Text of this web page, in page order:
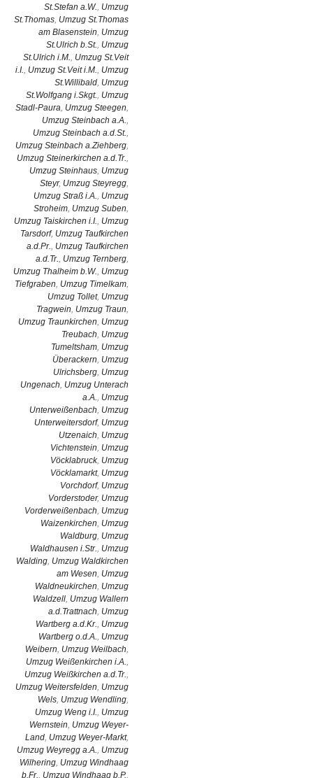
St.Stefan a.W., Umzug
St.Thomas, Umzug St.Thomas
am Blasenstein, Umzug
St.Ulrich b.St., Umzug
St.Ulrich i.M., Umzug St.Veit
i.I., Umzug St.Veit i.M., Umzug
St.Willibald, Umzug
St.Wolfgang i.Skgt., Umzug
Stadl-Paura, Umzug Steegen,
Umzug Steinbach a.A.,
Umzug Steinbach a.d.St.,
Umzug Steinbach a.Ziehberg,
Umzug Steinerkirchen a.d.Tr.,
Umzug Steinhaus, Umzug
Steyr, Umzug Steyregg,
Umzug Straß i.A., Umzug
Stroheim, Umzug Suben,
Umzug Taiskirchen i.I., Umzug
Tarsdorf, Umzug Taufkirchen
a.d.Pr., Umzug Taufkirchen
a.d.Tr., Umzug Ternberg,
Umzug Thalheim b.W., Umzug
Tiefgraben, Umzug Timelkam,
Umzug Tollet, Umzug
Tragwein, Umzug Traun,
Umzug Traunkirchen, Umzug
Treubach, Umzug
Tumeltsham, Umzug
Überackern, Umzug
Ulrichsberg, Umzug
Ungenach, Umzug Unterach
a.A., Umzug
Unterweißenbach, Umzug
Unterweitersdorf, Umzug
Utzenaich, Umzug
Vichtenstein, Umzug
Vöcklabruck, Umzug
Vöcklamarkt, Umzug
Vorchdorf, Umzug
Vorderstoder, Umzug
Vorderweißenbach, Umzug
Waizenkirchen, Umzug
Waldburg, Umzug
Waldhausen i.Str., Umzug
Walding, Umzug Waldkirchen
am Wesen, Umzug
Waldneukirchen, Umzug
Waldzell, Umzug Wallern
a.d.Trattnach, Umzug
Wartberg a.d.Kr., Umzug
Wartberg o.d.A., Umzug
Weibern, Umzug Weilbach,
Umzug Weißenkirchen i.A.,
Umzug Weißkirchen a.d.Tr.,
Umzug Weitersfelden, Umzug
Wels, Umzug Wendling,
Umzug Weng i.I., Umzug
Wernstein, Umzug Weyer-
Land, Umzug Weyer-Markt,
Umzug Weyregg a.A., Umzug
Wilhering, Umzug Windhaag
b.Fr., Umzug Windhaag b.P.,